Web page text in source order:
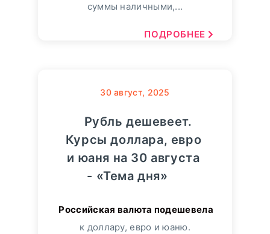
суммы наличными,...
ПОДРОБНЕЕ
30август, 2025
Рубль дешевеет.
Курсы доллара, евро
и юаня на 30 августа
- «Тема дня»
к доллару, евро и юаню.